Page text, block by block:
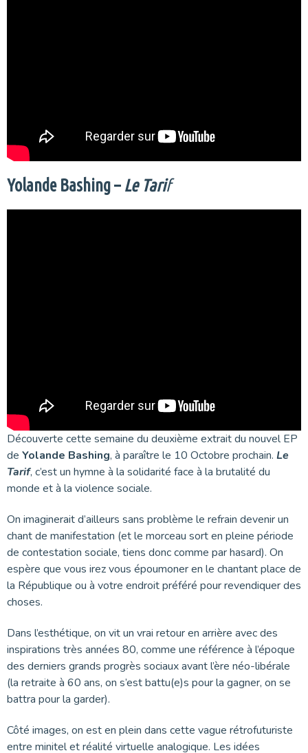
Yolande Bashing – Le Tarif
Découverte cette semaine du deuxième extrait du nouvel EP
de Yolande Bashing, à paraître le 10 Octobre prochain. Le
Tarif, c’est un hymne à la solidarité face à la brutalité du
monde et à la violence sociale.
On imaginerait d’ailleurs sans problème le refrain devenir un
chant de manifestation (et le morceau sort en pleine période
de contestation sociale, tiens donc comme par hasard). On
espère que vous irez vous époumoner en le chantant place de
la République ou à votre endroit préféré pour revendiquer des
choses.
Dans l’esthétique, on vit un vrai retour en arrière avec des
inspirations très années 80, comme une référence à l’époque
des derniers grands progrès sociaux avant l’ère néo-libérale
(la retraite à 60 ans, on s’est battu(e)s pour la gagner, on se
battra pour la garder).
Côté images, on est en plein dans cette vague rétrofuturiste
entre minitel et réalité virtuelle analogique. Les idées